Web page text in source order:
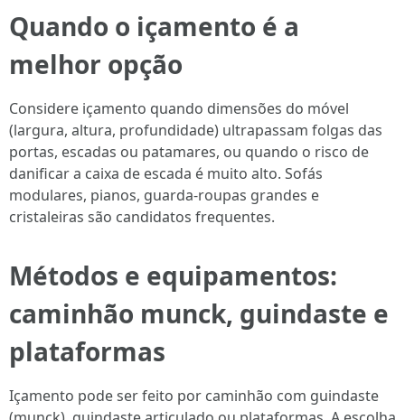
Quando o içamento é a
melhor opção
Considere içamento quando dimensões do móvel
(largura, altura, profundidade) ultrapassam folgas das
portas, escadas ou patamares, ou quando o risco de
danificar a caixa de escada é muito alto. Sofás
modulares, pianos, guarda-roupas grandes e
cristaleiras são candidatos frequentes.
Métodos e equipamentos:
caminhão munck, guindaste e
plataformas
Içamento pode ser feito por caminhão com guindaste